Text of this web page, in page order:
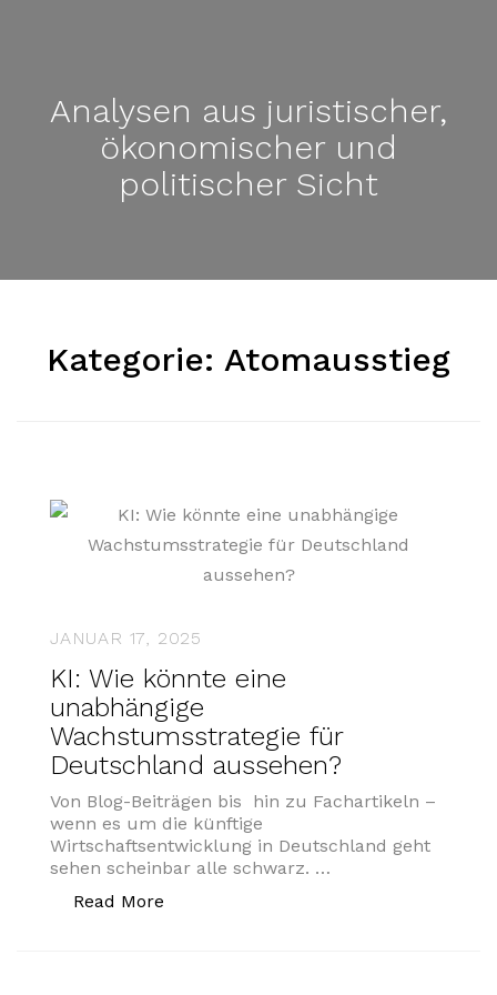
Analysen aus juristischer,
ökonomischer und
politischer Sicht
Kategorie: Atomausstieg
JANUAR 17, 2025
KI: Wie könnte eine
unabhängige
Wachstumsstrategie für
Deutschland aussehen?
Von Blog-Beiträgen bis hin zu Fachartikeln –
wenn es um die künftige
Wirtschaftsentwicklung in Deutschland geht
sehen scheinbar alle schwarz. …
Read More